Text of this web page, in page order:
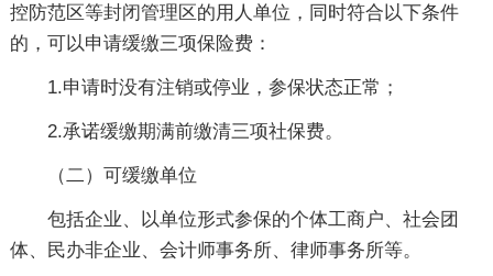
控防范区等封闭管理区的用人单位，同时符合以下条件
的，可以申请缓缴三项保险费：
1.申请时没有注销或停业，参保状态正常；
2.承诺缓缴期满前缴清三项社保费。
（二）可缓缴单位
包括企业、以单位形式参保的个体工商户、社会团
体、民办非企业、会计师事务所、律师事务所等。